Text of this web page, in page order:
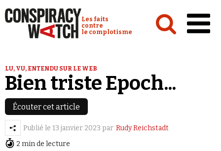
Conspiracy Watch :
Les faits
contre
le complotisme
Analyses
Conspipédia
Vidéos
LU, VU, ENTENDU SUR LE WEB
Bien triste Epoch...
Écouter cet article
Publié le 13 janvier 2023 par Rudy Reichstadt
2 min de lecture